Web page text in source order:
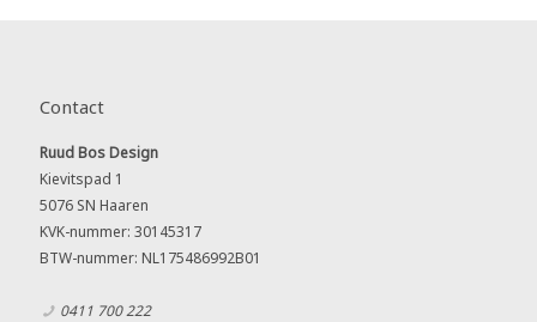
Contact
Ruud Bos Design
Kievitspad 1
5076 SN Haaren
KVK-nummer: 30145317
BTW-nummer: NL175486992B01
0411 700 222